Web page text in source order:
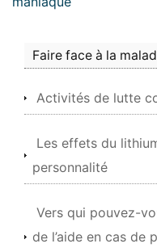
Faire face à la
Activités de lutte
Les effets du
personnalité
Vers qui pouvez-
de l’aide en cas de